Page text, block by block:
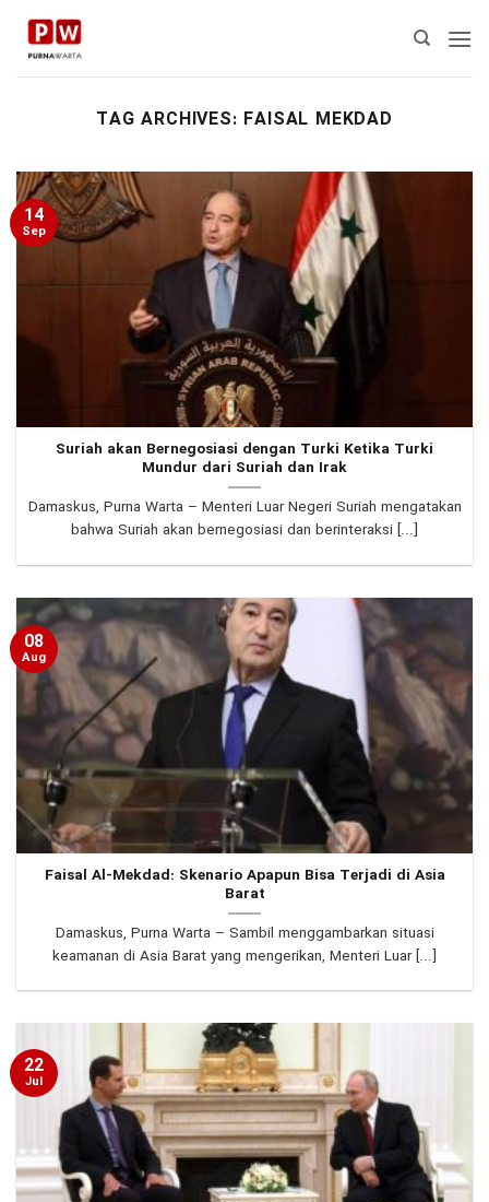
Skip
content
TAG ARCHIVES: FAISAL MEKDAD
Suriah akan Bernegosiasi dengan Turki Ketika Turki
Mundur dari Suriah dan Irak
Damaskus, Purna Warta – Menteri Luar Negeri Suriah mengatakan
bahwa Suriah akan bernegosiasi dan berinteraksi [...]
14
Sep
Faisal Al-Mekdad: Skenario Apapun Bisa Terjadi di Asia
Barat
Damaskus, Purna Warta – Sambil menggambarkan situasi
keamanan di Asia Barat yang mengerikan, Menteri Luar [...]
08
Aug
22
Jul